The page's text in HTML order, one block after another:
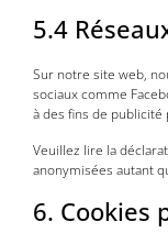
5.4
Sur notre site web,
sociaux comme
à des fins de publicité
Veuillez lire la
anonymisées autant
6. Cookies